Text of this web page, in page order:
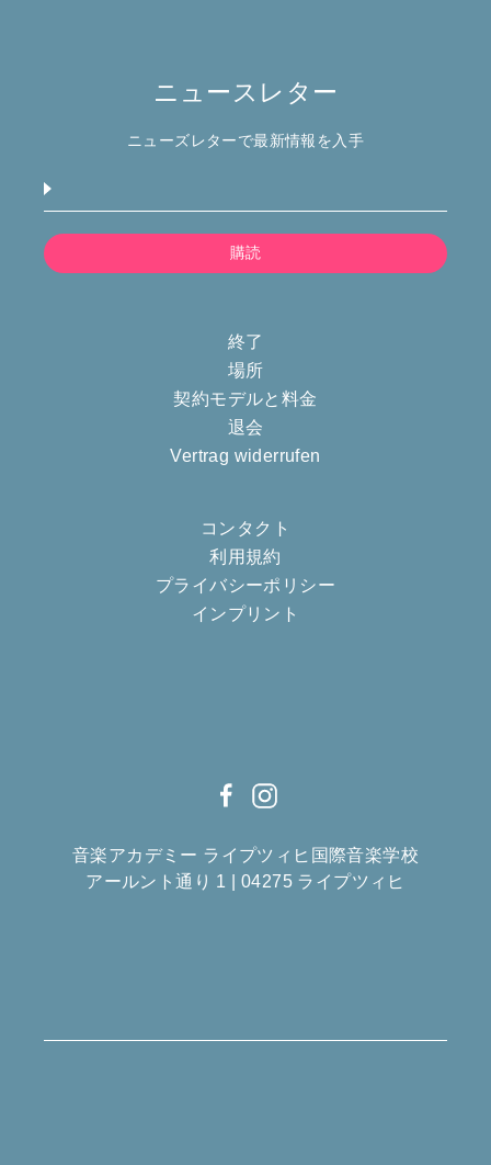
ニュースレター
ニューズレターで最新情報を入手
終了
場所
契約モデルと料金
退会
Vertrag widerrufen
コンタクト
利用規約
プライバシーポリシー
インプリント
音楽アカデミー ライプツィヒ国際音楽学校
アールント通り 1 | 04275 ライプツィヒ